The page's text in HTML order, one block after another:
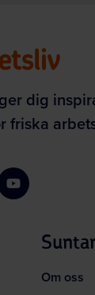
dig
friska
YouTube
Om oss